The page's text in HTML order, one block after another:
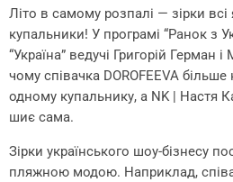
Літо в самому розпалі — зірки
купальники! У програмі “Ранок з
“Україна” ведучі Григорій Герман
чому співачка DOROFEEVA
одному купальнику, а NK | Настя
шиє сама.
Зірки українського шоу-бізнесу
пляжною модою. Наприклад,